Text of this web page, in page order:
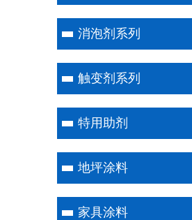
消泡剂系列
触变剂系列
特用助剂
地坪涂料
家具涂料